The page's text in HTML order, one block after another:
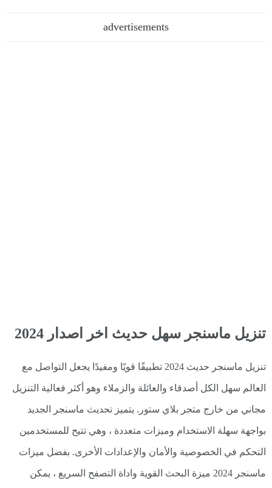
advertisements
تنزيل ماسنجر سهل حديث اخر اصدار 2024
تنزيل ماسنجر حديث 2024 تطبيقًا قويًا ومفيدًا يجعل التواصل مع
العالم سهل الكل أصدقاء والعائلة والزملاء وهو أكثر فعالية التنزيل
مجاني من خارج متجر بلاي ستور. يتميز تحديث ماسنجر الجديد
بواجهة سهلة الاستخدام وميزات متعددة ، وهي تتيح للمستخدمين
التحكم في الخصوصية والأمان والإعدادات الأخرى. بفضل ميزات
ماسنجر 2024 ميزة البحث القوية واداة التصفح السريع ، يمكن